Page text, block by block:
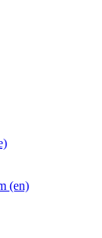
(en)